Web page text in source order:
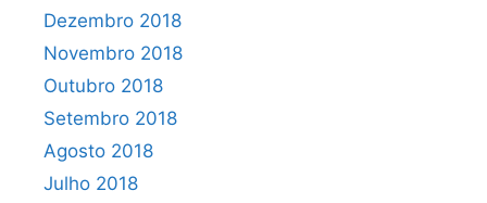
Dezembro 2018
Novembro 2018
Outubro 2018
Setembro 2018
Agosto 2018
Julho 2018